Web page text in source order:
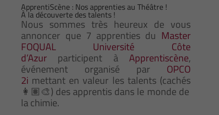
ApprentiScène : Nos apprenties au Théâtre !
À la découverte des talents !
Nous sommes très heureux de vous
annoncer que 7 apprenties du Master
FOQUAL Université Côte
d’Azur participent à Apprentiscène,
événement organisé par OPCO
2i mettant en valeur les talents (cachés
👩🏽‍🎨) des apprentis dans le monde de
la chimie.